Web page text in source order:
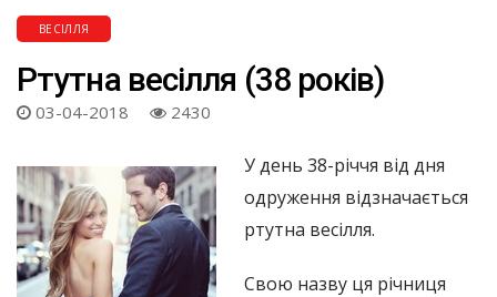
ВЕСІЛЛЯ
Ртутна весілля (38 років)
03-04-2018 2430
У день 38-річчя від дня
одруження відзначається
ртутна весілля.
Свою назву ця річниця